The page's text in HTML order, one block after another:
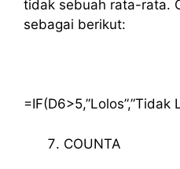
tidak sebuah rata-rata.
sebagai berikut:
=IF(D6>5,”Lolos”,”Tidak
COUNTA